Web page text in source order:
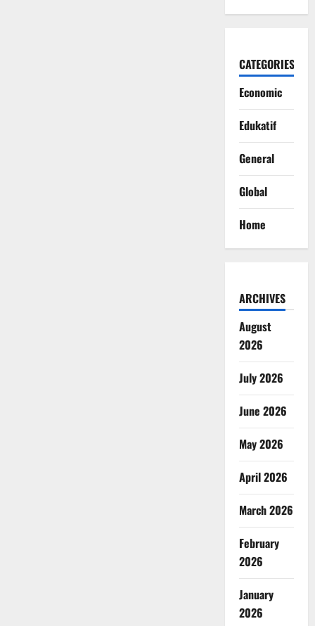
CATEGORIES
Economic
Edukatif
General
Global
Home
ARCHIVES
August
2026
July 2026
June 2026
May 2026
April 2026
March 2026
February
2026
January
2026